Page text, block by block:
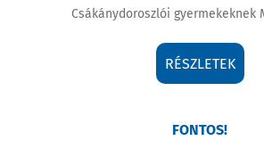
Csákánydoroszlói gyermekeknek
RÉSZLETEK
FONTOS!